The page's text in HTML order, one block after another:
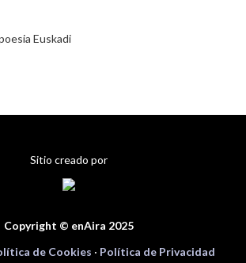
Sitio creado por
Copyright © enAira 2025
de Cookies · Política de Privacidad